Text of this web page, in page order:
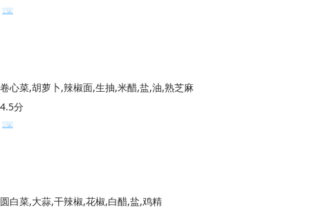
卷心菜,胡萝卜,辣椒面,生抽,米醋,盐,油,熟芝麻
4.5分
圆白菜,大蒜,干辣椒,花椒,白醋,盐,鸡精